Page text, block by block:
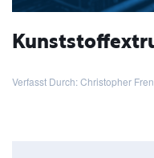
Verfasst Durch: Christopher